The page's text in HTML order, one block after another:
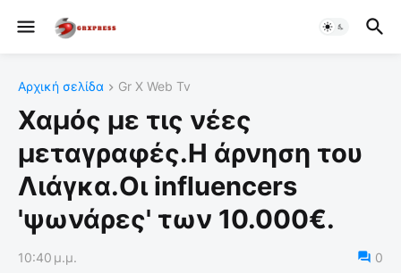
Αρχική σελίδα Gr X Web Tv
Χαμός με τις νέες
μεταγραφές.Η άρνηση του
Λιάγκα.Οι influencers
'ψωνάρες' των 10.000€.
10:40 μ.μ. 0